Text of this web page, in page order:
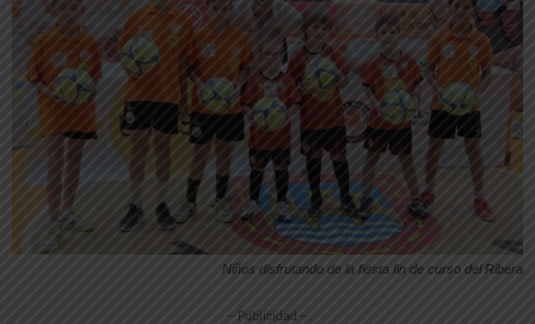
Niños disfrutando de la fiesta fin de curso del Ribera
-- Publicidad --